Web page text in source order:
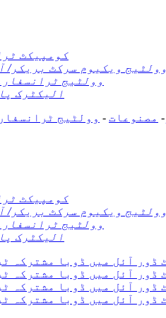
کومپیکٹ
ویکیوم سرکٹ بریکر/
وولٹیج
الیکٹرک
- مصنوعات - وولٹیج
کومپیکٹ
ویکیوم سرکٹ بریکر/
وولٹیج
الیکٹرک